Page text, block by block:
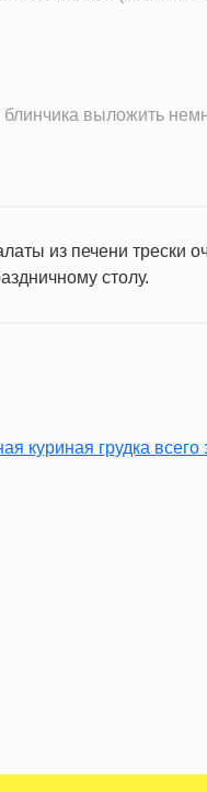
выложить
из печени трески
столу.